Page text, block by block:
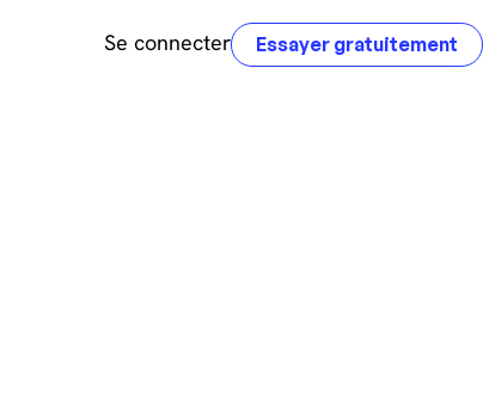
Se connecter Essayer gratuitement